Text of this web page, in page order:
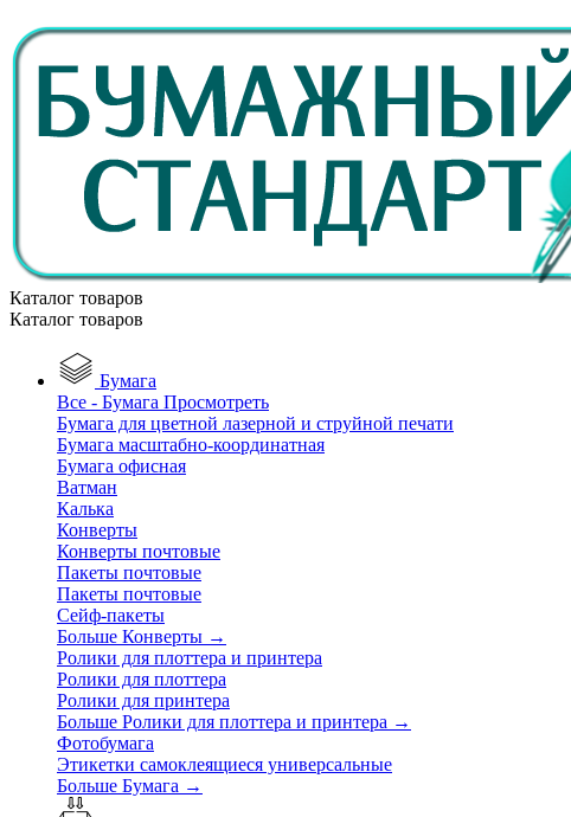
Каталог товаров
Каталог товаров
Бумага
Все - Бумага Просмотреть
Бумага для цветной лазерной и струйной печати
Бумага масштабно-координатная
Бумага офисная
Ватман
Калька
Конверты
Конверты почтовые
Пакеты почтовые
Пакеты почтовые
Сейф-пакеты
Больше Конверты →
Ролики для плоттера и принтера
Ролики для плоттера
Ролики для принтера
Больше Ролики для плоттера и принтера →
Фотобумага
Этикетки самоклеящиеся универсальные
Больше Бумага →